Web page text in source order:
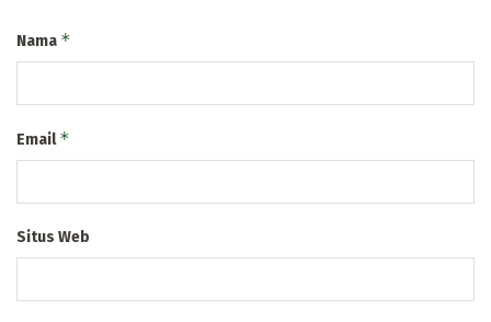
Nama *
Email*
Situs Web